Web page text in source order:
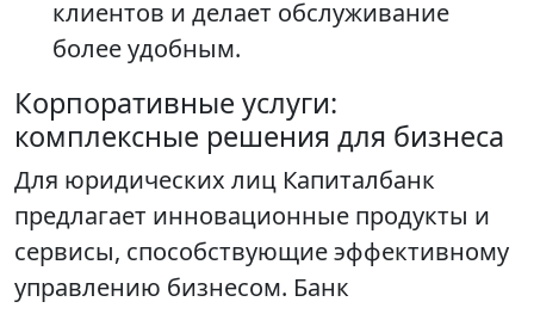
клиентов и делает обслуживание
более удобным.
Корпоративные услуги:
комплексные решения для бизнеса
Для юридических лиц Капиталбанк
предлагает инновационные продукты и
сервисы, способствующие эффективному
управлению бизнесом. Банк